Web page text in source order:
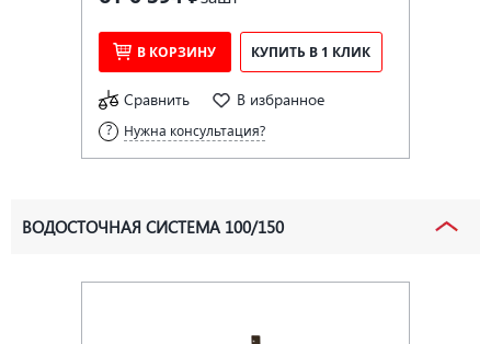
В КОРЗИНУ КУПИТЬ В 1 КЛИК
Сравнить В избранное
Нужна консультация?
ВОДОСТОЧНАЯ СИСТЕМА 100/150